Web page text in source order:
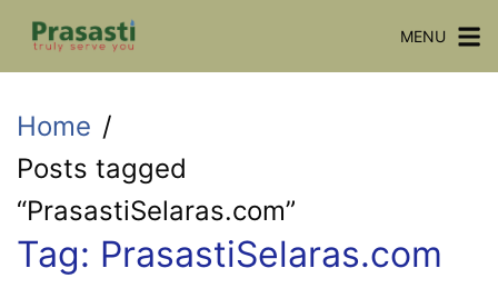
Skip
MENU
Home
Posts tagged
“PrasastiSelaras.com”
Tag: PrasastiSelaras.com